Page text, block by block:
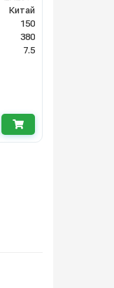
Китай
150
380
7.5